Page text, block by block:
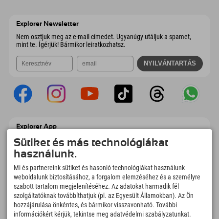
Explorer Newsletter
Nem osztjuk meg az e-mail címedet. Ugyanúgy utáljuk a spamet,
mint te. Ígérjük! Bármikor leiratkozhatsz.
Explorer App
Töltsd fel #ExplorerPillanataidat, az Úticélom
című videódat foglalási áttekintéssel,
bakancslistával, étterem áttekintéssel és
Felfedezős pillanatok ideje
166
Hegyi tavak és
4.634km
Sí- és snowboardpályák
Sütiket és más technológiákat
használunk.
Mi és partnereink sütiket és hasonló technológiákat használunk
weboldalunk biztosításához, a forgalom elemzéséhez és a személyre
szabott tartalom megjelenítéséhez. Az adatokat harmadik fél
szolgáltatóknak továbbíthatjuk (pl. az Egyesült Államokban). Az Ön
hozzájárulása önkéntes, és bármikor visszavonható. További
információkért kérjük, tekintse meg adatvédelmi szabályzatunkat.